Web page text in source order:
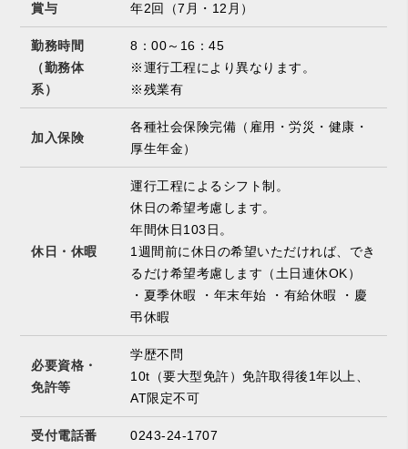
賞与 年2回（7月・12月）
勤務時間
（勤務体
系）
8：00～16：45
※運行工程により異なります。
※残業有
加入保険
各種社会保険完備（雇用・労災・健康・
厚生年金）
休日・休暇
運行工程によるシフト制。
休日の希望考慮します。
年間休日103日。
1週間前に休日の希望いただければ、でき
るだけ希望考慮します（土日連休OK）
・夏季休暇 ・年末年始 ・有給休暇 ・慶
弔休暇
必要資格・
免許等
学歴不問
10t（要大型免許）免許取得後1年以上、
AT限定不可
受付電話番
0243-24-1707